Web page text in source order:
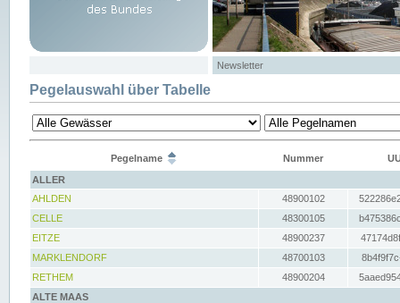
Newsletter
Pegelauswahl über Tabelle
Pegelname Nummer
ALLER
AHLDEN
48900102
CELLE
48300105
EITZE
48900237
MARKLENDORF
48700103
RETHEM
48900204
ALTE MAAS